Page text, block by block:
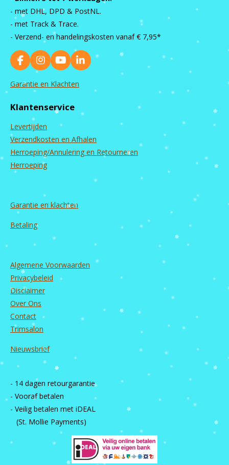
- met DHL, DPD & PostNL.
- met Track & Trace.
- Verzend- en handelingskosten vanaf € 7,95*
F
a
c
o
k
I
n
s
g
a
m
Y
o
u
b
L
i
d
Garantie en Klachten
Klantenservice
Levertijden
Verzendkosten en Afhalen
Herroeping/Annulering en Retourneren
Herroeping
Garantie en klachten
Betaling
Algemene Voorwaarden
Privacybeleid
Disclaimer
Over Ons
Contact
Trimsalon
Nieuwsbrief
- 14 dagen retourgarantie
- Vooraf betalen
- Veilig betalen met iDEAL
(St. Mollie Payments)